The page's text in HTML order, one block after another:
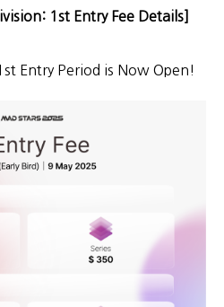
1st Entry Fee Details]
Entry Period is Now Open!